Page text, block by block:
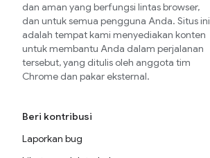
dan aman yang berfungsi lintas browser,
dan untuk semua pengguna Anda. Situs ini
adalah tempat kami menyediakan konten
untuk membantu Anda dalam perjalanan
tersebut, yang ditulis oleh anggota tim
Chrome dan pakar eksternal.
Beri kontribusi
Laporkan bug